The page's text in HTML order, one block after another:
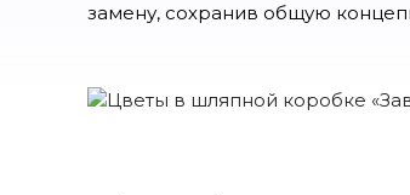
замену, сохранив общую